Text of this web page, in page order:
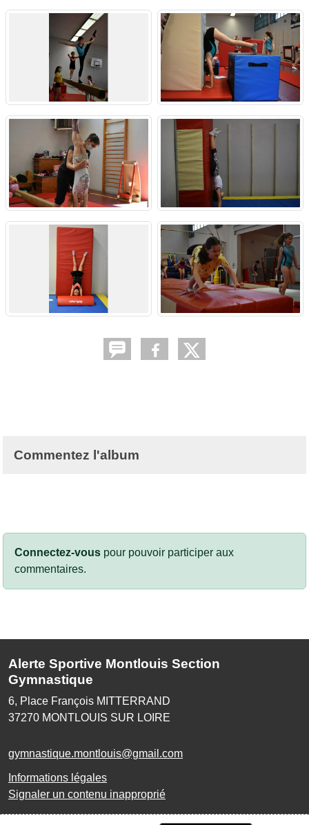
Commentez l'album
Connectez-vous pour pouvoir participer aux
commentaires.
Alerte Sportive Montlouis Section
Gymnastique
6, Place François MITTERRAND
37270 MONTLOUIS SUR LOIRE
gymnastique.montlouis@gmail.com
Informations légales
Signaler un contenu inapproprié